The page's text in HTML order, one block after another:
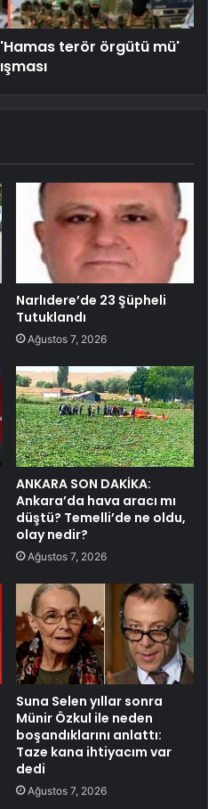
terör örgütü mü'
Narlıdere’de 23 Şüpheli
Tutuklandı
Ağustos 7, 2026
ANKARA SON DAKİKA:
Ankara’da hava aracı mı
düştü? Temelli’de ne oldu,
olay nedir?
Ağustos 7, 2026
Suna Selen yıllar sonra
Münir Özkul ile neden
boşandıklarını anlattı:
Taze kana ihtiyacım var
dedi
Ağustos 7, 2026